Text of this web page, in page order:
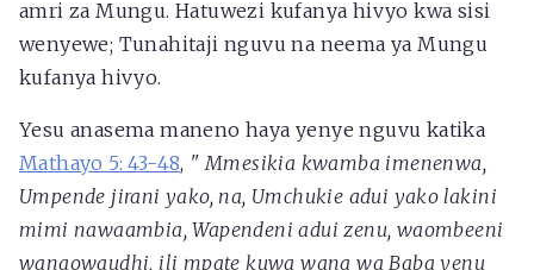
amri za Mungu. Hatuwezi kufanya hivyo kwa sisi
wenyewe; Tunahitaji nguvu na neema ya Mungu
kufanya hivyo.
Yesu anasema maneno haya yenye nguvu katika
Mathayo 5: 43-48, " Mmesikia kwamba imenenwa,
Umpende jirani yako, na, Umchukie adui yako lakini
mimi nawaambia, Wapendeni adui zenu, waombeeni
wanaowaudhi, ili mpate kuwa wana wa Baba yenu